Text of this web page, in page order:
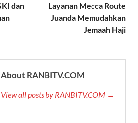
dan
Layanan Mecca Route
Juanda Memudahkan
Jemaah Haji
About RANBITV.COM
View all posts by RANBITV.COM →